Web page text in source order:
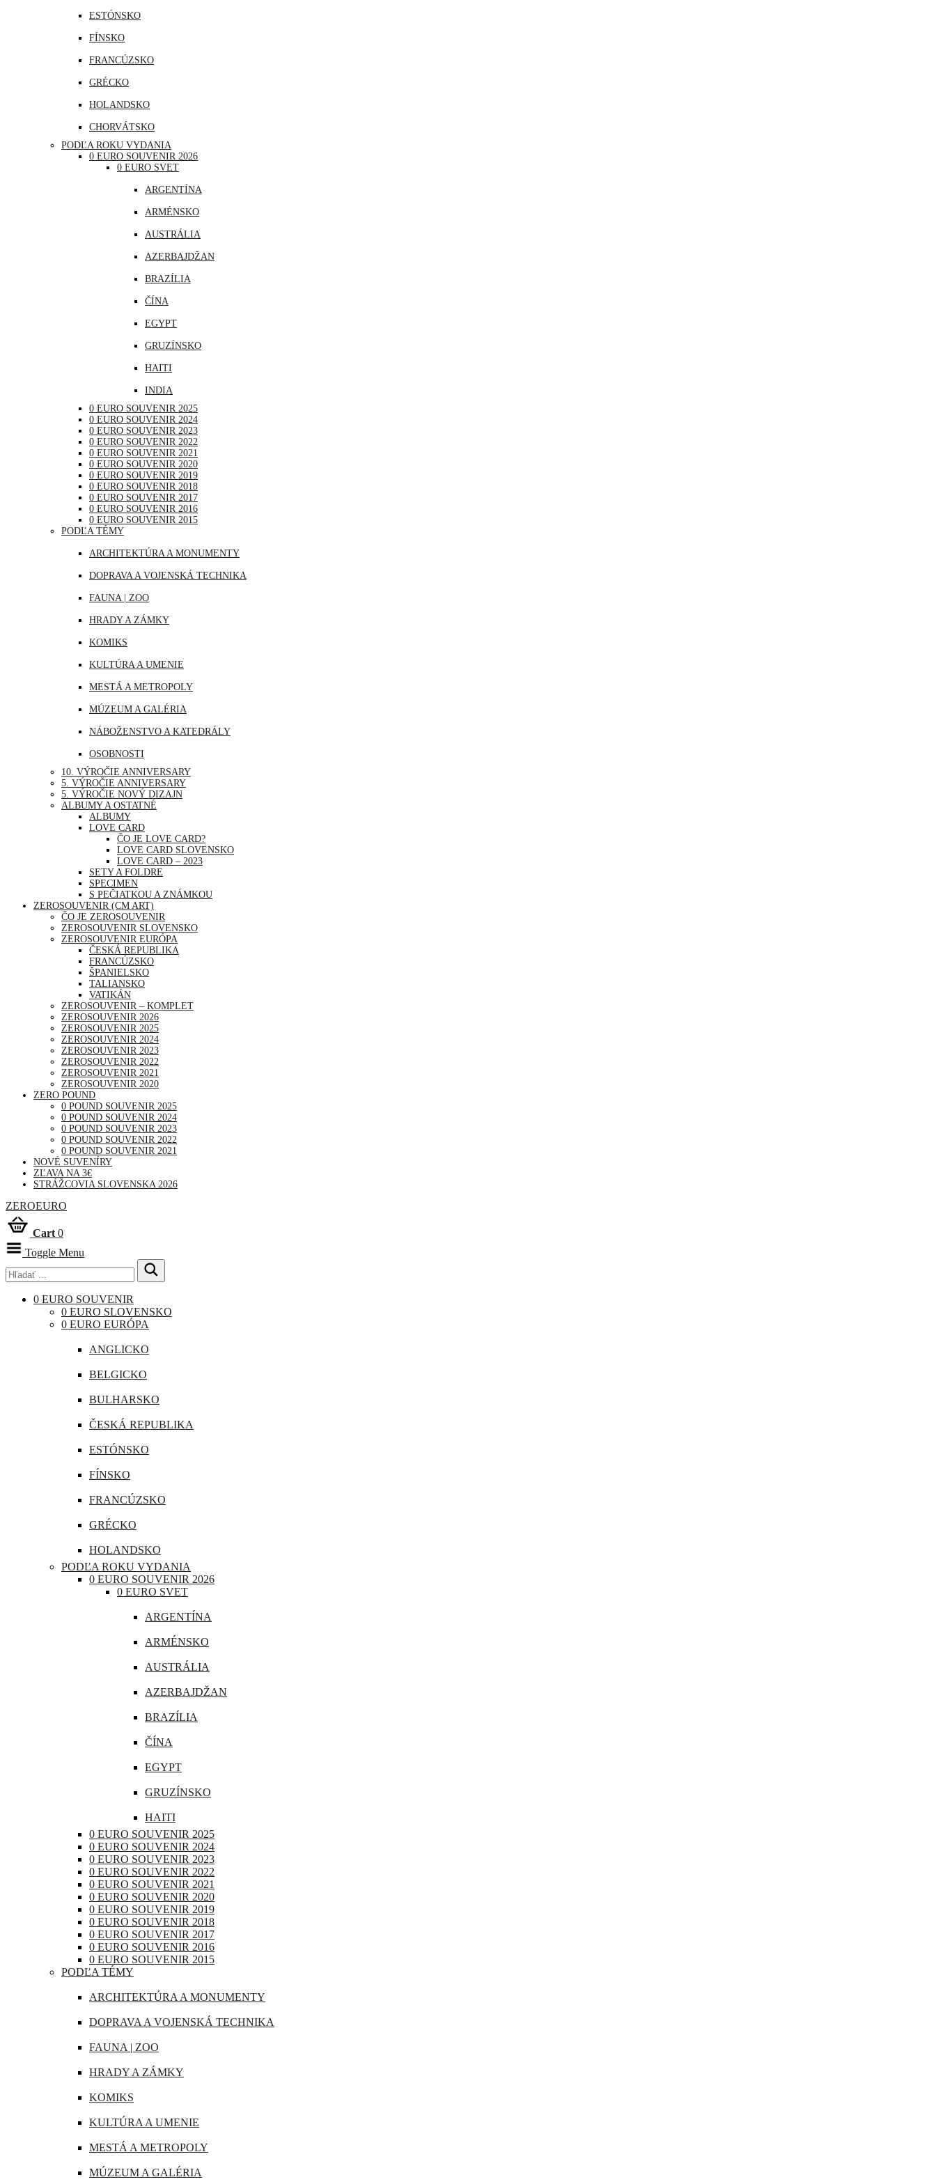
ESTÓNSKO
FÍNSKO
FRANCÚZSKO
GRÉCKO
HOLANDSKO
CHORVÁTSKO
ÍRSKO
ISLAND
LOTYŠSKO
LUXEMBURSKO
MAĎARSKO
NEMECKO
PORTUGALSKO
RAKÚSKO
RUMUNSKO
RUSKO
SAN MARÍNO
SLOVINSKO
ŠPANIELSKO
ŠVAJČIARSKO
ŠVÉDSKO
TALIANSKO
VATIKÁN
PODĽA ROKU VYDANIA
0 EURO SOUVENIR 2026
0 EURO SVET
ARGENTÍNA
ARMÉNSKO
AUSTRÁLIA
AZERBAJDŽAN
BRAZÍLIA
ČÍNA
EGYPT
GRUZÍNSKO
HAITI
INDIA
INDONÉZIA
IRAK
JAPONSKO
KANADA
KATAR
KUBA
LIBANON
SAUDSKÁ ARÁBIA
THAJSKO
TURECKO
0 EURO SOUVENIR 2025
0 EURO SOUVENIR 2024
0 EURO SOUVENIR 2023
0 EURO SOUVENIR 2022
0 EURO SOUVENIR 2021
0 EURO SOUVENIR 2020
0 EURO SOUVENIR 2019
0 EURO SOUVENIR 2018
0 EURO SOUVENIR 2017
0 EURO SOUVENIR 2016
0 EURO SOUVENIR 2015
PODĽA TÉMY
ARCHITEKTÚRA A MONUMENTY
DOPRAVA A VOJENSKÁ TECHNIKA
FAUNA | ZOO
HRADY A ZÁMKY
KOMIKS
KULTÚRA A UMENIE
MESTÁ A METROPOLY
MÚZEUM A GALÉRIA
NÁBOŽENSTVO A KATEDRÁLY
OSOBNOSTI
PRÍRODA
ŠPORT
UDALOSTI A VÝROČIA
VOĽNÝ ČAS | ZÁBAVA A RELAX
10. VÝROČIE ANNIVERSARY
5. VÝROČIE ANNIVERSARY
5. VÝROČIE NOVÝ DIZAJN
ALBUMY A OSTATNÉ
ALBUMY
LOVE CARD
ČO JE LOVE CARD?
LOVE CARD SLOVENSKO
LOVE CARD – 2023
SETY A FOLDRE
SPECIMEN
S PEČIATKOU A ZNÁMKOU
ZEROSOUVENIR (CM ART)
ČO JE ZEROSOUVENIR
ZEROSOUVENIR SLOVENSKO
ZEROSOUVENIR EURÓPA
ČESKÁ REPUBLIKA
FRANCÚZSKO
ŠPANIELSKO
TALIANSKO
VATIKÁN
ZEROSOUVENIR – KOMPLET
ZEROSOUVENIR 2026
ZEROSOUVENIR 2025
ZEROSOUVENIR 2024
ZEROSOUVENIR 2023
ZEROSOUVENIR 2022
ZEROSOUVENIR 2021
ZEROSOUVENIR 2020
ZERO POUND
0 POUND SOUVENIR 2025
0 POUND SOUVENIR 2024
0 POUND SOUVENIR 2023
0 POUND SOUVENIR 2022
0 POUND SOUVENIR 2021
NOVÉ SUVENÍRY
ZĽAVA NA 3€
STRÁŽCOVIA SLOVENSKA 2026
ZEROEURO
Cart 0
Toggle Menu
0 EURO SOUVENIR
0 EURO SLOVENSKO
0 EURO EURÓPA
ANGLICKO
BELGICKO
BULHARSKO
ČESKÁ REPUBLIKA
ESTÓNSKO
FÍNSKO
FRANCÚZSKO
GRÉCKO
HOLANDSKO
CHORVÁTSKO
ÍRSKO
LOTYŠSKO
LUXEMBURSKO
MAĎARSKO
NEMECKO
PORTUGALSKO
RAKÚSKO
RUMUNSKO
RUSKO
SAN MARÍNO
SLOVINSKO
ŠPANIELSKO
ŠVAJČIARSKO
ŠVÉDSKO
TALIANSKO
VATIKÁN
PODĽA ROKU VYDANIA
0 EURO SOUVENIR 2026
0 EURO SVET
ARGENTÍNA
ARMÉNSKO
AUSTRÁLIA
AZERBAJDŽAN
BRAZÍLIA
ČÍNA
EGYPT
GRUZÍNSKO
HAITI
INDIA
INDONÉZIA
IRAK
JAPONSKO
KANADA
KATAR
KUBA
LIBANON
MAROKO
MAURÍCIUS
MJANMARSKO
OMÁN
PERU
0 EURO SOUVENIR 2025
0 EURO SOUVENIR 2024
0 EURO SOUVENIR 2023
0 EURO SOUVENIR 2022
0 EURO SOUVENIR 2021
0 EURO SOUVENIR 2020
0 EURO SOUVENIR 2019
0 EURO SOUVENIR 2018
0 EURO SOUVENIR 2017
0 EURO SOUVENIR 2016
0 EURO SOUVENIR 2015
PODĽA TÉMY
ARCHITEKTÚRA A MONUMENTY
DOPRAVA A VOJENSKÁ TECHNIKA
FAUNA | ZOO
HRADY A ZÁMKY
KOMIKS
KULTÚRA A UMENIE
MESTÁ A METROPOLY
MÚZEUM A GALÉRIA